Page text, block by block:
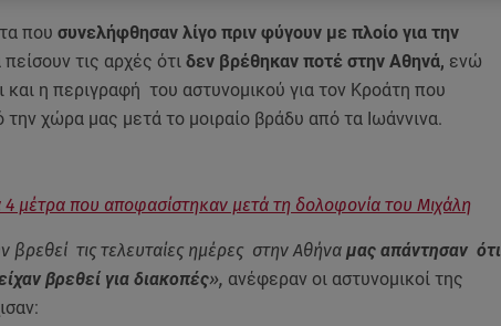
που συνελήφθησαν λίγο πριν φύγουν με πλοίο για την
τις αρχές ότι δεν βρέθηκαν ποτέ στην Αθηνά, ενώ
και η περιγραφή του αστυνομικού για τον Κροάτη που
την χώρα μας μετά το μοιραίο βράδυ από τα Ιωάννινα.
μέτρα που αποφασίστηκαν μετά τη δολοφονία του Μιχάλη
βρεθεί τις τελευταίες ημέρες στην Αθήνα μας απάντησαν ότι
βρεθεί για διακοπές», ανέφεραν οι αστυνομικοί της